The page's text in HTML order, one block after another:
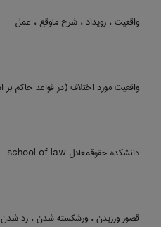
واقعیت ، رویداد ، شرح ماوقع ، عمل
واقعیت مورد اختلاف (در قواعد حاکم بر
دانشکده حقوقمعادل ‎school of law
قصور ورزیدن ، ورشکسته شدن ، رد